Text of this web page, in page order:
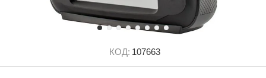
КОД: 107663